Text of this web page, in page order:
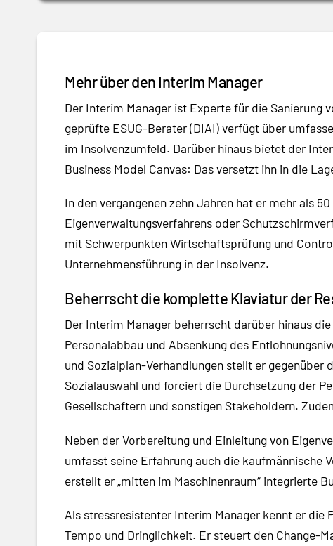
Mehr über den Interim Manager
Der Interim Manager ist Experte für die Sanierung
geprüfte ESUG-Berater (DIAI) verfügt über
im Insolvenzumfeld. Darüber hinaus bietet der
Business Model Canvas: Das versetzt ihn in die
In den vergangenen zehn Jahren hat er mehr als
Eigenverwaltungsverfahrens oder
mit Schwerpunkten Wirtschaftsprüfung und
Unternehmensführung in der Insolvenz.
Beherrscht die komplette Klaviatur der
Der Interim Manager beherrscht darüber hinaus
Personalabbau und Absenkung des
und Sozialplan-Verhandlungen stellt er
Sozialauswahl und forciert die Durchsetzung der
Gesellschaftern und sonstigen Stakeholdern.
Neben der Vorbereitung und Einleitung von
umfasst seine Erfahrung auch die kaufmännische
erstellt er „mitten im Maschinenraum“ integrierte
Als stressresistenter Interim Manager kennt er
Tempo und Dringlichkeit. Er steuert den Change-